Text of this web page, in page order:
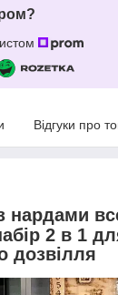
Відгуки про
нардами
2 в 1
дозвілля